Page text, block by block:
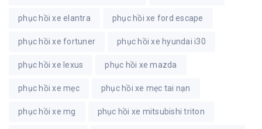
phục hồi xe elantra phục hồi xe ford escape
phục hồi xe fortuner phục hồi xe hyundai i30
phục hồi xe lexus phục hồi xe mazda
phục hồi xe mẹc phục hồi xe mẹc tai nạn
phục hồi xe mg phục hồi xe mitsubishi triton